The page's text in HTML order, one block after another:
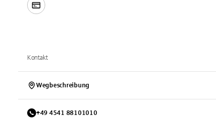
Kontakt
Wegbeschreibung
+49 4541 88101010